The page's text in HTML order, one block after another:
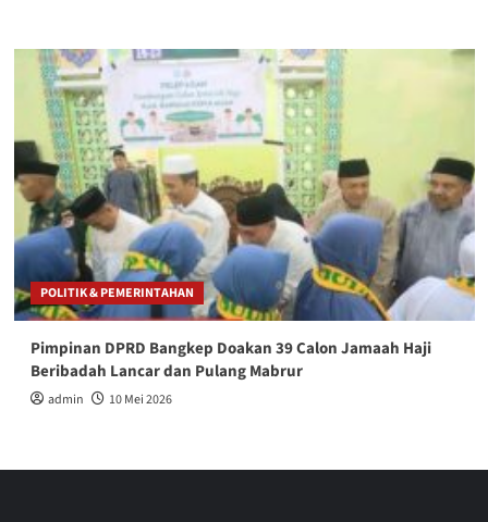
POLITIK & PEMERINTAHAN
Pimpinan DPRD Bangkep Doakan 39 Calon Jamaah Haji
Beribadah Lancar dan Pulang Mabrur
admin 10 Mei 2026